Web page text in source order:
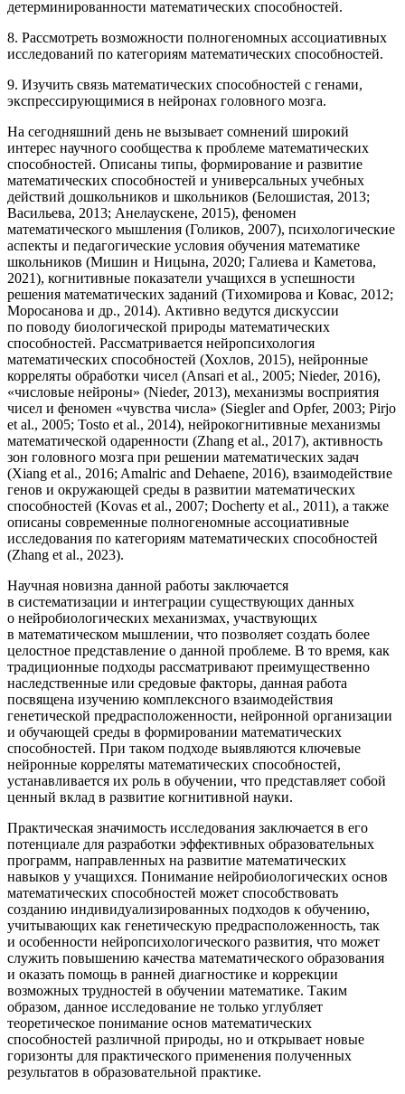
детерминированности математических способностей.
8. Рассмотреть возможности полногеномных ассоциативных
исследований по категориям математических способностей.
9. Изучить связь математических способностей с генами,
экспрессирующимися в нейронах головного мозга.
На сегодняшний день не вызывает сомнений широкий
интерес научного сообщества к проблеме математических
способностей. Описаны типы, формирование и развитие
математических способностей и универсальных учебных
действий дошкольников и школьников (Белошистая, 2013;
Васильева, 2013; Анелаускене, 2015), феномен
математического мышления (Голиков, 2007), психологические
аспекты и педагогические условия обучения математике
школьников (Мишин и Ницына, 2020; Галиева и Каметова,
2021), когнитивные показатели учащихся в успешности
решения математических заданий (Тихомирова и Ковас, 2012;
Моросанова и др., 2014). Активно ведутся дискуссии
по поводу биологической природы математических
способностей. Рассматривается нейропсихология
математических способностей (Хохлов, 2015), нейронные
корреляты обработки чисел (Ansari et al., 2005; Nieder, 2016),
«числовые нейроны» (Nieder, 2013), механизмы восприятия
чисел и феномен «чувства числа» (Siegler and Opfer, 2003; Pirjo
et al., 2005; Tosto et al., 2014), нейрокогнитивные механизмы
математической одаренности (Zhang et al., 2017), активность
зон головного мозга при решении математических задач
(Xiang et al., 2016; Amalric and Dehaene, 2016), взаимодействие
генов и окружающей среды в развитии математических
способностей (Kovas et al., 2007; Docherty et al., 2011), а также
описаны современные полногеномные ассоциативные
исследования по категориям математических способностей
(Zhang et al., 2023).
Научная новизна данной работы заключается
в систематизации и интеграции существующих данных
о нейробиологических механизмах, участвующих
в математическом мышлении, что позволяет создать более
целостное представление о данной проблеме. В то время, как
традиционные подходы рассматривают преимущественно
наследственные или средовые факторы, данная работа
посвящена изучению комплексного взаимодействия
генетической предрасположенности, нейронной организации
и обучающей среды в формировании математических
способностей. При таком подходе выявляются ключевые
нейронные корреляты математических способностей,
устанавливается их роль в обучении, что представляет собой
ценный вклад в развитие когнитивной науки.
Практическая значимость исследования заключается в его
потенциале для разработки эффективных образовательных
программ, направленных на развитие математических
навыков у учащихся. Понимание нейробиологических основ
математических способностей может способствовать
созданию индивидуализированных подходов к обучению,
учитывающих как генетическую предрасположенность, так
и особенности нейропсихологического развития, что может
служить повышению качества математического образования
и оказать помощь в ранней диагностике и коррекции
возможных трудностей в обучении математике. Таким
образом, данное исследование не только углубляет
теоретическое понимание основ математических
способностей различной природы, но и открывает новые
горизонты для практического применения полученных
результатов в образовательной практике.